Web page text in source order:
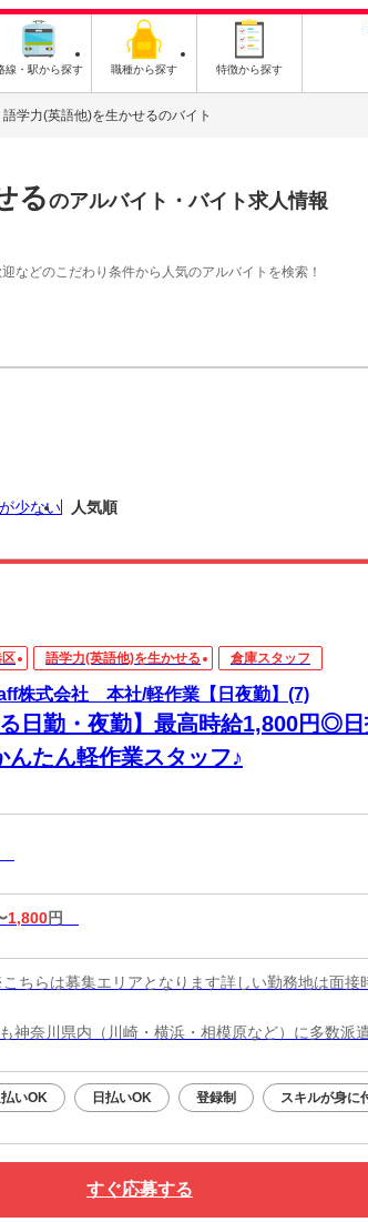
線・駅から探す 職種から探す 特徴から探す
学力(英語他)を生かせるのバイト
るのアルバイト・バイト求人情報
などのこだわり条件から人気のアルバイトを検索！
少ない 人気順
語学力(英語他)を生かせる 倉庫スタッフ
株式会社 本社/軽作業【日夜勤】(7)
る日勤・夜勤】最高時給1,800円◎
んたん軽作業スタッフ♪
1,800円
ちらは募集エリアとなります詳しい勤務地は面接
神奈川県内（川崎・横浜・相模原など）に多数派
いOK 日払いOK 登録制 スキルが身に
すぐ応募する